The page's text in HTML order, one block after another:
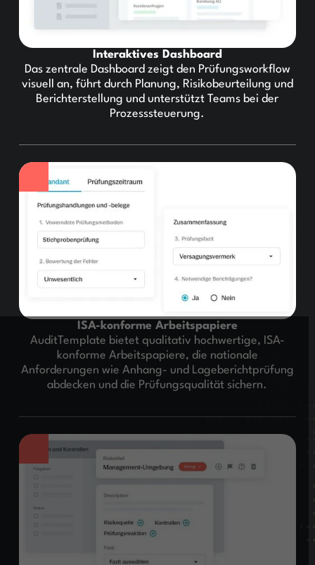
Interaktives Dashboard
Das zentrale Dashboard zeigt den Prüfungsworkflow
visuell an, führt durch Planung, Risikobeurteilung und
Berichterstellung und unterstützt Teams bei der
Prozesssteuerung.
ISA-konforme Arbeitspapiere
AuditTemplate bietet qualitativ hochwertige, ISA-
konforme Arbeitspapiere, die nationale
Anforderungen wie Anhang- und Lageberichtprüfung
abdecken und die Prüfungsqualität sichern.